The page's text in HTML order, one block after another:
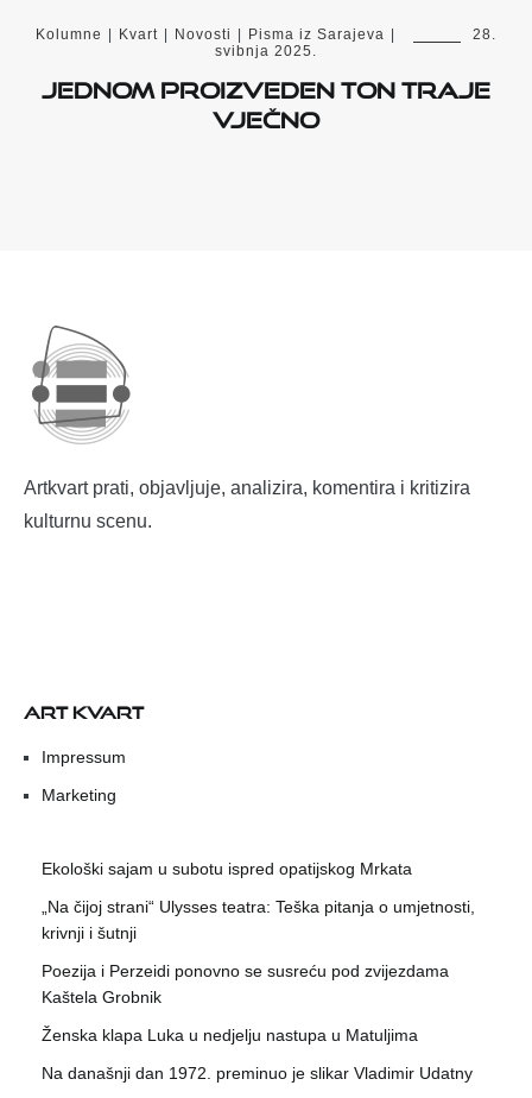
Kolumne Kvart Novosti Pisma iz Sarajeva
28.
svibnja 2025.
Jednom proizveden ton traje
vječno
Artkvart prati, objavljuje, analizira, komentira i kritizira
kulturnu scenu.
ART KVART
Impressum
Marketing
Ekološki sajam u subotu ispred opatijskog Mrkata
„Na čijoj strani“ Ulysses teatra: Teška pitanja o umjetnosti,
krivnji i šutnji
Poezija i Perzeidi ponovno se susreću pod zvijezdama
Kaštela Grobnik
Ženska klapa Luka u nedjelju nastupa u Matuljima
Na današnji dan 1972. preminuo je slikar Vladimir Udatny